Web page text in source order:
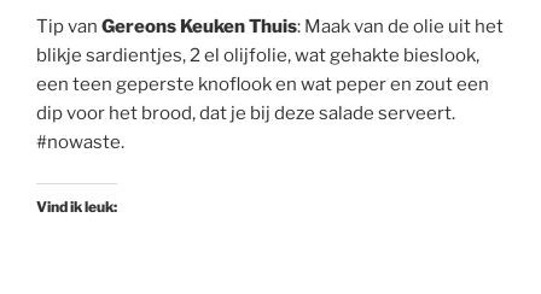
Tip van Gereons Keuken Thuis: Maak van de olie uit het
blikje sardientjes, 2 el olijfolie, wat gehakte bieslook,
een teen geperste knoflook en wat peper en zout een
dip voor het brood, dat je bij deze salade serveert.
#nowaste.
Vind ik leuk: